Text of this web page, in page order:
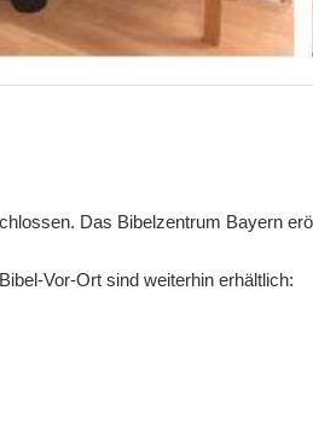
Das Bibelzentrum Bayern
Vor-Ort sind weiterhin erhältlich: